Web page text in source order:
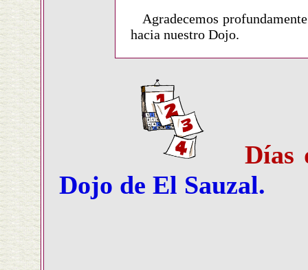
Agradecemos
hacia nuestro Dojo.
Días
Dojo de El Sauzal.